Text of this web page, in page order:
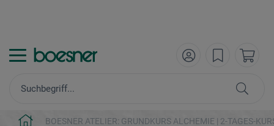
BOESNER ATELIER: GRUNDKURS ALCHEMIE | 2-TAGES-